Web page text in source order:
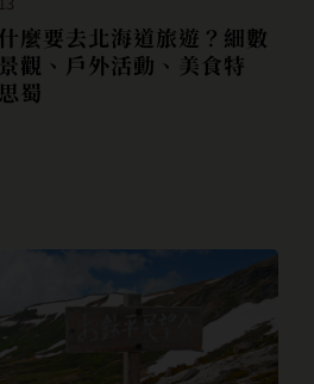
麼要去北海道旅遊？細數
觀、戶外活動、美食特
蜀